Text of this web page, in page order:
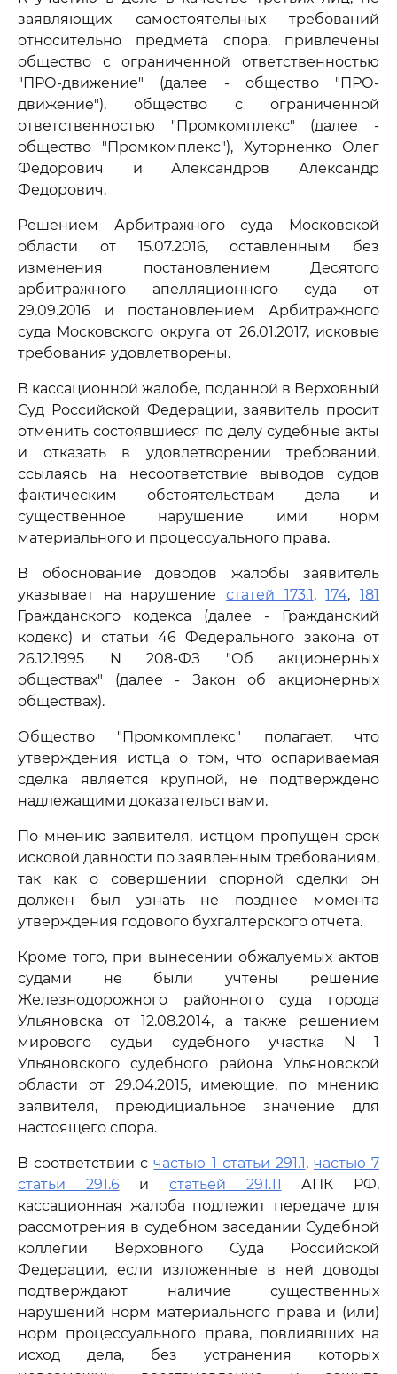
заявляющих самостоятельных требований
относительно предмета спора, привлечены
общество с ограниченной ответственностью
"ПРО-движение" (далее - общество "ПРО-
движение"), общество с ограниченной
ответственностью "Промкомплекс" (далее -
общество "Промкомплекс"), Хуторненко Олег
Федорович и Александров Александр
Федорович.
Решением Арбитражного суда Московской
области от 15.07.2016, оставленным без
изменения постановлением Десятого
арбитражного апелляционного суда от
29.09.2016 и постановлением Арбитражного
суда Московского округа от 26.01.2017, исковые
требования удовлетворены.
В кассационной жалобе, поданной в Верховный
Суд Российской Федерации, заявитель просит
отменить состоявшиеся по делу судебные акты
и отказать в удовлетворении требований,
ссылаясь на несоответствие выводов судов
фактическим обстоятельствам дела и
существенное нарушение ими норм
материального и процессуального права.
В обоснование доводов жалобы заявитель
указывает на нарушение статей 173.1,174,181
Гражданского кодекса (далее - Гражданский
кодекс) и статьи 46 Федерального закона от
26.12.1995 N 208-ФЗ "Об акционерных
обществах" (далее - Закон об акционерных
обществах).
Общество "Промкомплекс" полагает, что
утверждения истца о том, что оспариваемая
сделка является крупной, не подтверждено
надлежащими доказательствами.
По мнению заявителя, истцом пропущен срок
исковой давности по заявленным требованиям,
так как о совершении спорной сделки он
должен был узнать не позднее момента
утверждения годового бухгалтерского отчета.
Кроме того, при вынесении обжалуемых актов
судами не были учтены решение
Железнодорожного районного суда города
Ульяновска от 12.08.2014, а также решением
мирового судьи судебного участка N 1
Ульяновского судебного района Ульяновской
области от 29.04.2015, имеющие, по мнению
заявителя, преюдициальное значение для
настоящего спора.
В соответствии счастью 1 статьи 291.1, частью 7
статьи 291.6истатьей 291.11 АПК РФ,
кассационная жалоба подлежит передаче для
рассмотрения в судебном заседании Судебной
коллегии Верховного Суда Российской
Федерации, если изложенные в ней доводы
подтверждают наличие существенных
нарушений норм материального права и (или)
норм процессуального права, повлиявших на
исход дела, без устранения которых